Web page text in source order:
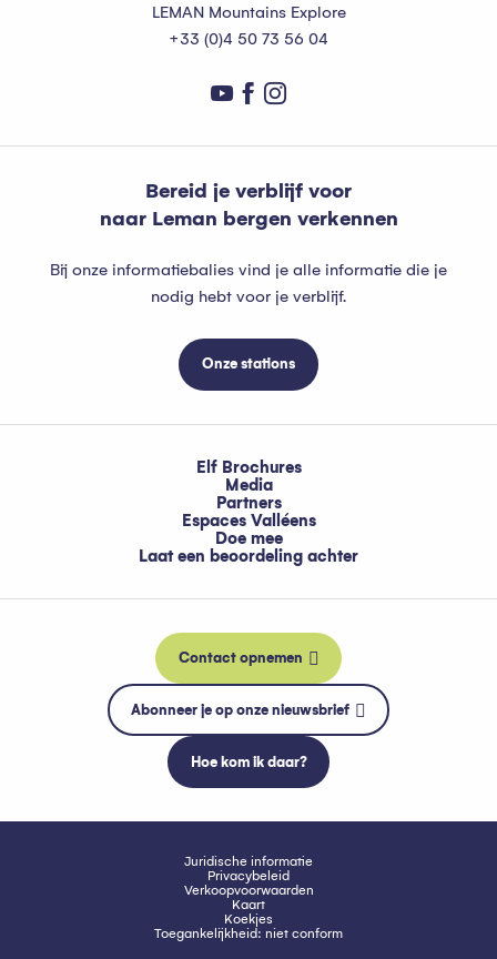
LEMAN Mountains Explore
+33 (0)4 50 73 56 04
Bereid je verblijf voor
naar Leman bergen verkennen
Bij onze informatiebalies vind je alle informatie die je
nodig hebt voor je verblijf.
Onze stations
Elf Brochures
Media
Partners
Espaces Valléens
Doe mee
Laat een beoordeling achter
Contact opnemen
Abonneer je op onze nieuwsbrief
Hoe kom ik daar?
Juridische informatie
Privacybeleid
Verkoopvoorwaarden
Kaart
Koekjes
Toegankelijkheid: niet conform